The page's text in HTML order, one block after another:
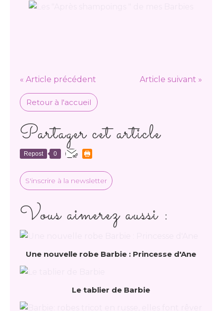
« Article précédent Article suivant »
Retour à l'accueil
Partager cet article
Repost 0
S'inscrire à la newsletter
Vous aimerez aussi :
Une nouvelle robe Barbie : Princesse d'Ane
Le tablier de Barbie